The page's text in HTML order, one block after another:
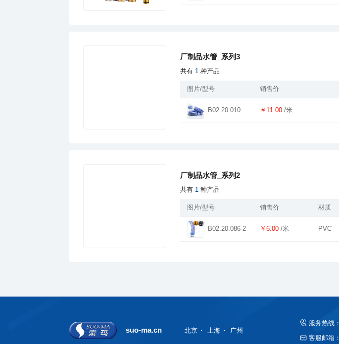
厂制品水管_系列3
共有 1 种产品
图片/型号 销售价
B02.20.010 ￥11.00 /米
厂制品水管_系列2
共有 1 种产品
图片/型号 销售价 材质
B02.20.086-2 ￥6.00 /米 PVC
suo-ma.cn 北京 上海 广州
服务热线：
客服邮箱：